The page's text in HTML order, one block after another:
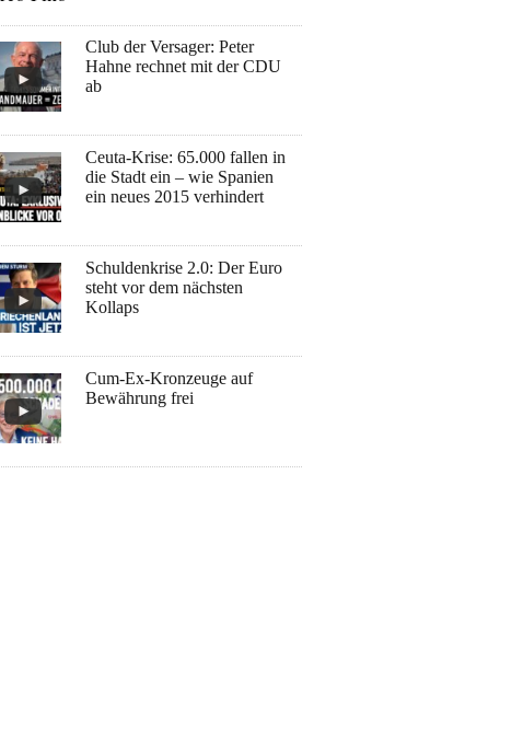
Club der Versager: Peter
Hahne rechnet mit der CDU
ab
Ceuta-Krise: 65.000 fallen in
die Stadt ein – wie Spanien
ein neues 2015 verhindert
Schuldenkrise 2.0: Der Euro
steht vor dem nächsten
Kollaps
Cum-Ex-Kronzeuge auf
Bewährung frei